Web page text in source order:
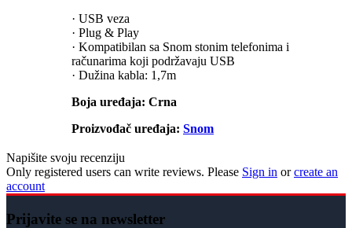
· USB veza
· Plug & Play
· Kompatibilan sa Snom stonim telefonima i
računarima koji podržavaju USB
· Dužina kabla: 1,7m
Boja uređaja: Crna
Proizvođač uređaja: Snom
Napišite svoju recenziju
Only registered users can write reviews. Please Sign in orcreate an
account
Prijavite se na newsletter